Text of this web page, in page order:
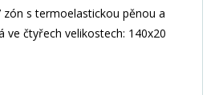
s termoelastickou pěnou a
ve čtyřech velikostech: 140x20